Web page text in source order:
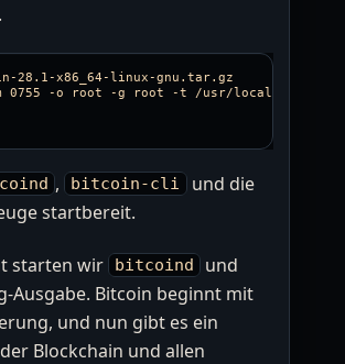
28.1-x86_64-linux-gnu.tar.gz
, bitcoin-cli und die
startbereit.
starten wir bitcoind
und
Ausgabe. Bitcoin beginnt mit
und nun gibt es ein
Blockchain und allen